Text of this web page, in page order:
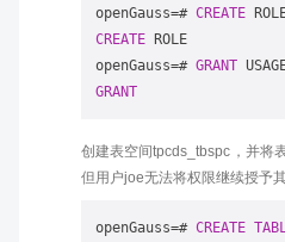
openGauss=# CREATE
CREATE ROLE
openGauss=# GRANT
GRANT
创建表空间tpcds_tbspc，并将
但用户joe无法将权限继续授予其
openGauss=# CREATE